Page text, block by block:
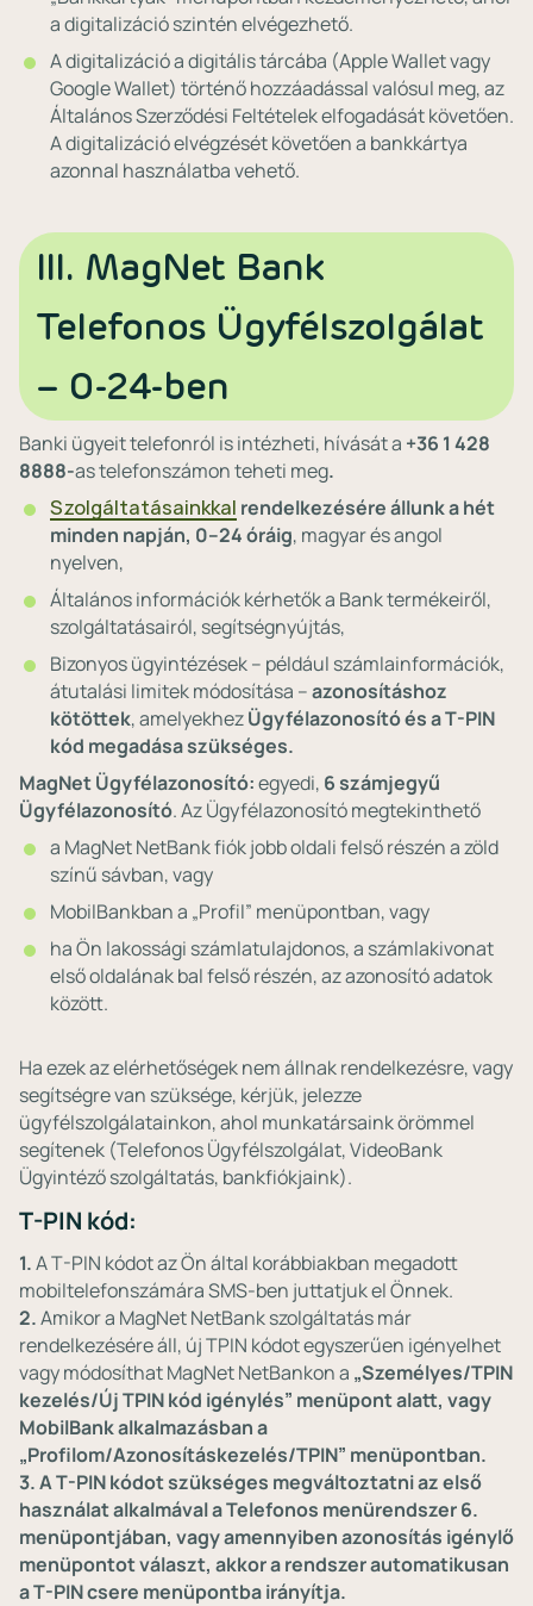
a digitalizáció szintén elvégezhető.
A digitalizáció a digitális tárcába (Apple Wallet vagy
Google Wallet) történő hozzáadással valósul meg, az
Általános Szerződési Feltételek elfogadását követően.
A digitalizáció elvégzését követően a bankkártya
azonnal használatba vehető.
III. MagNet Bank
Telefonos Ügyfélszolgálat
– 0-24-ben
Banki ügyeit telefonról is intézheti, hívását a +36 1 428
8888‑as telefonszámon teheti meg.
Szolgáltatásainkkal rendelkezésére állunk a hét
minden napján, 0–24 óráig, magyar és angol
nyelven,
Általános információk kérhetők a Bank termékeiről,
szolgáltatásairól, segítségnyújtás,
Bizonyos ügyintézések – például számlainformációk,
átutalási limitek módosítása –azonosításhoz
kötöttek, amelyekhezÜgyfélazonosító és aT-PIN
kód megadása szükséges.
MagNet Ügyfélazonosító:egyedi, 6 számjegyű
Ügyfélazonosító. Az Ügyfélazonosító megtekinthető
a MagNet NetBank fiók jobb oldali felső részén a zöld
színű sávban, vagy
MobilBankban a „Profil” menüpontban, vagy
ha Ön lakossági számlatulajdonos, a számlakivonat
első oldalának bal felső részén, az azonosító adatok
között.
Ha ezek az elérhetőségek nem állnak rendelkezésre, vagy
segítségre van szüksége, kérjük, jelezze
ügyfélszolgálatainkon, ahol munkatársaink örömmel
segítenek (Telefonos Ügyfélszolgálat, VideoBank
Ügyintéző szolgáltatás, bankfiókjaink).
T-PIN kód:
1.A T-PIN kódot az Ön által korábbiakban megadott
mobiltelefonszámára SMS-ben juttatjuk el Önnek.
2.Amikor a MagNet NetBank szolgáltatás már
rendelkezésére áll, új TPIN kódot egyszerűen igényelhet
vagy módosíthat MagNet NetBankon a „Személyes/TPIN
kezelés/Új TPIN kód igénylés” menüpont alatt, vagy
MobilBank alkalmazásban a
„Profilom/Azonosításkezelés/TPIN” menüpontban.
3.A T-PIN kódot szükséges megváltoztatni az első
használat alkalmával a Telefonos menürendszer 6.
menüpontjában, vagy amennyiben azonosítás igénylő
menüpontot választ, akkor a rendszer automatikusan
a T-PIN csere menüpontba irányítja.